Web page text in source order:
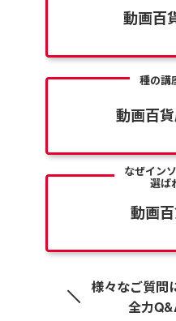
動画百
種の講
動画百
なぜイン
選ば
動画
様々なご質問
全力